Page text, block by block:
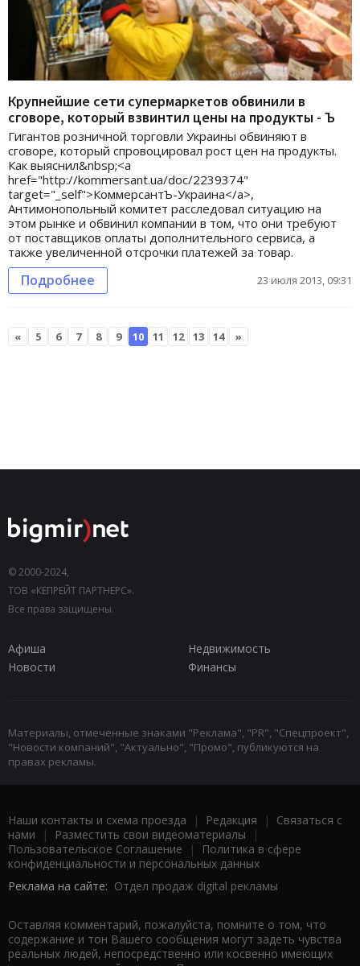
Крупнейшие сети супермаркетов обвинили в
сговоре, который взвинтил цены на продукты - Ъ
Гигантов розничной торговли Украины обвиняют в
сговоре, который спровоцировал рост цен на продукты.
Как выяснил&nbsp;<a
href="http://kommersant.ua/doc/2239374"
target="_self">КоммерсантЪ-Украина</a>,
Антимонопольный комитет расследовал ситуацию на
этом рынке и обвинил компании в том, что они требуют
от поставщиков оплаты дополнительного сервиса, а
также увеличенной отсрочки платежей за товар.
Подробнее 23 июля 2013, 09:31
« 5 6 7 8 9 10 11 12 13 14 »
© 2000-2024,
ТОВ «КЕПРЕЙТ ПАРТНЕРС».
Все права защищены.
Афиша
Недвижимость
Новости
Финансы
Материалы, отмеченные знаками "Реклама", "PR", "Спецпроект",
"Новости компаний", "Актуально", "Промо", публикуются на
правах рекламы.
Наши контакты и схема проезда | Редакция | Связаться с
нами | Разместить свои видеоматериалы |
Пользовательское Соглашение |
Политика в сфере
конфиденциальности и персональных данных
Реклама на сайте: Отдел продаж digital рекламы
Оставляя комментарий, пожалуйста, помните о том, что
содержание и тон Вашего сообщения могут задеть чувства
реальных людей, непосредственно или косвенно имеющих